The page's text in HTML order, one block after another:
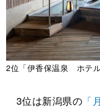
2位「伊香保温泉 ホテ
3位は新潟県の 「